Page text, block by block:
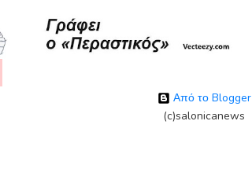
Από το Blogger
(c)salonicanews